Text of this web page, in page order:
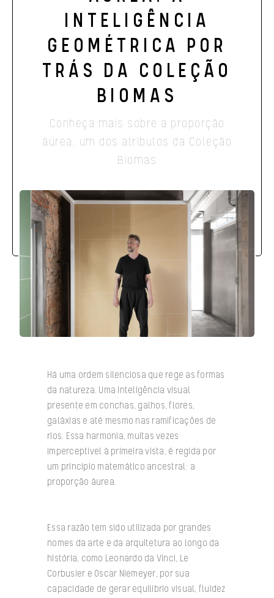
INTELIGÊNCIA
GEOMÉTRICA POR
TRÁS DA COLEÇÃO
BIOMAS
Conheça mais sobre a proporção
áurea, um dos atributos da Coleção
Biomas
Há uma ordem silenciosa que rege as formas
da natureza. Uma inteligência visual
presente em conchas, galhos, flores,
galáxias e até mesmo nas ramificações de
rios. Essa harmonia, muitas vezes
imperceptível à primeira vista, é regida por
um princípio matemático ancestral: a
proporção áurea.
Essa razão tem sido utilizada por grandes
nomes da arte e da arquitetura ao longo da
história, como Leonardo da Vinci, Le
Corbusier e Oscar Niemeyer, por sua
capacidade de gerar equilíbrio visual, fluidez